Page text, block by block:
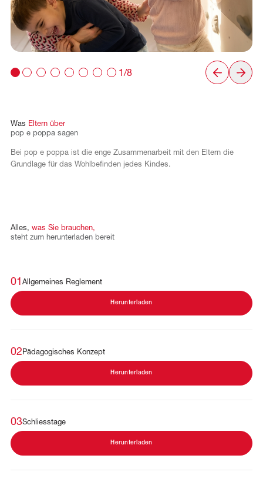
1/8
Was Eltern über
pop e poppa sagen
Bei pop e poppa ist die enge Zusammenarbeit mit den Eltern die
Grundlage für das Wohlbefinden jedes Kindes.
Alles, was Sie brauchen,
steht zum herunterladen bereit
01 Allgemeines Reglement
Herunterladen
02 Pädagogisches Konzept
Herunterladen
03Schliesstage
Herunterladen